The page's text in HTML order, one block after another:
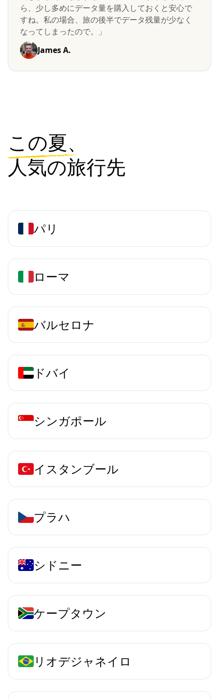
ら、少し多めにデータ量を購入しておくと安心で
すね。私の場合、旅の後半でデータ残量が少なく
なってしまったので。」
James A.
この夏、
人気の旅行先
パリ
ローマ
バルセロナ
ドバイ
シンガポール
イスタンブール
プラハ
シドニー
ケープタウン
リオデジャネイロ